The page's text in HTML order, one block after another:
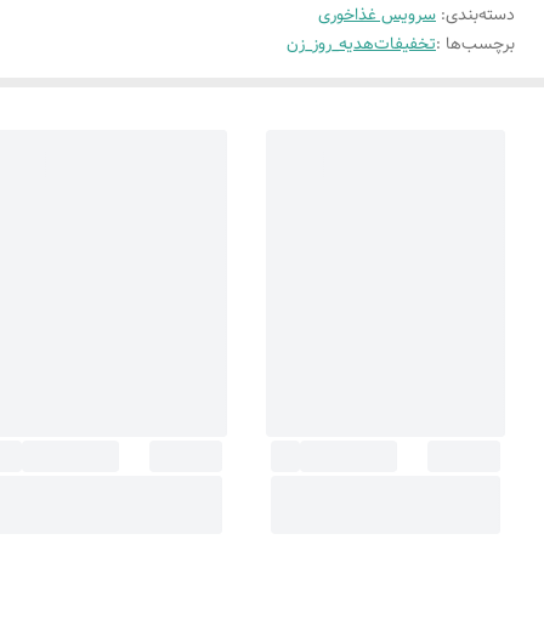
دسته‌بندی: سرویس غذاخوری
برچسب‌ها :تخفیفاتهدیه_روز_زن